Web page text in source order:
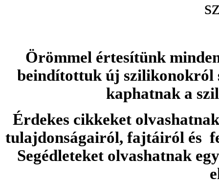
Örömmel értesítünk
beindítottuk új szilikonokról
kaphatnak a
Érdekes cikkeket
tulajdonságairól, fajtáiról és
Segédleteket olvashatnak